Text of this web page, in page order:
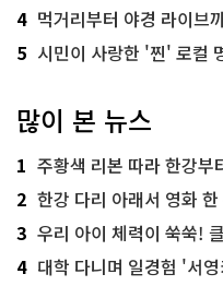
4 먹거리부터 야경 라이브
5 시민이 사랑한 '찐' 로컬 명
많이 본 뉴스
1 주황색 리본 따라 한강부터 메
2 한강 다리 아래서 영화
3 우리 아이 체력이 쑥쑥!
4 대학 다니며 일경험 '서